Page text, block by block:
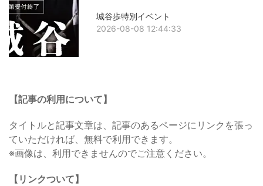
城谷歩特別イベント
2026-08-08 12:44:33
【記事の利用について】
タイトルと記事文章は、記事のあるページにリンクを張っ
ていただければ、無料で利用できます。
※画像は、利用できませんのでご注意ください。
【リンクついて】